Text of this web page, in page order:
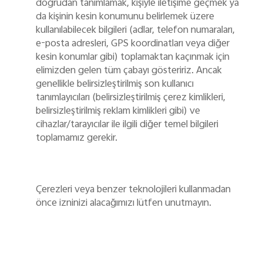
doğrudan tanımlamak, kişiyle iletişime geçmek ya
da kişinin kesin konumunu belirlemek üzere
kullanılabilecek bilgileri (adlar, telefon numaraları,
e-posta adresleri, GPS koordinatları veya diğer
kesin konumlar gibi) toplamaktan kaçınmak için
elimizden gelen tüm çabayı gösteririz. Ancak
genellikle belirsizleştirilmiş son kullanıcı
tanımlayıcıları (belirsizleştirilmiş çerez kimlikleri,
belirsizleştirilmiş reklam kimlikleri gibi) ve
cihazlar/tarayıcılar ile ilgili diğer temel bilgileri
toplamamız gerekir.
Çerezleri veya benzer teknolojileri kullanmadan
önce izninizi alacağımızı lütfen unutmayın.